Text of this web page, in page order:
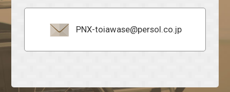
PNX-toiawase@persol.co.jp